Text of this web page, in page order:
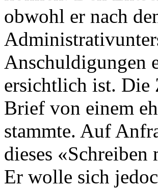
obwohl er nach
Anschuldigungen
ersichtlich ist. Die
Brief von einem
stammte. Auf
dieses
Er wolle sich